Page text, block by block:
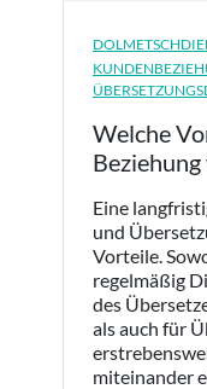
Welche
Eine
und
Vorteile.
regelmäßig
des
als auch für
miteinander